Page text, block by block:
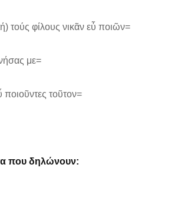
τούς φίλους νικᾶν εὖ ποιῶν=
με=
τοῦτον=
που δηλώνουν: